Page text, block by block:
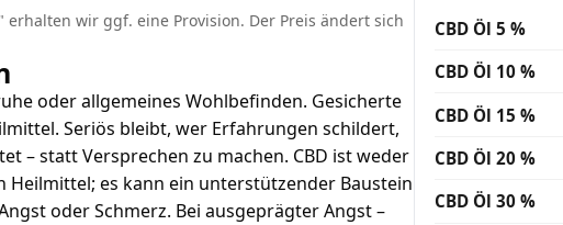
wir ggf. eine Provision. Der Preis ändert sich
oder allgemeines Wohlbefinden. Gesicherte
Seriös bleibt, wer Erfahrungen schildert,
– statt Versprechen zu machen. CBD ist weder
es kann ein unterstützender Baustein
oder Schmerz. Bei ausgeprägter Angst –
CBD Öl 5 %
CBD Öl 10 %
CBD Öl 15 %
CBD Öl 20 %
CBD Öl 30 %